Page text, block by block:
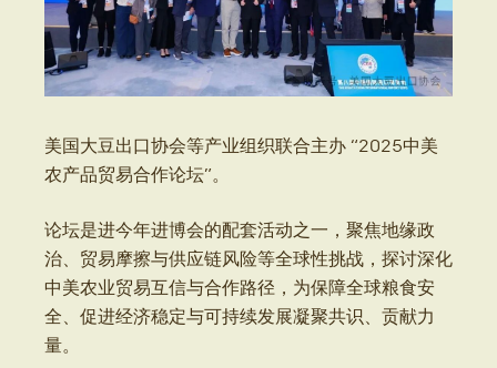
美国大豆出口协会等产业组织联合主办 “2025中美
农产品贸易合作论坛”。
论坛是进今年进博会的配套活动之一，聚焦地缘政
治、贸易摩擦与供应链风险等全球性挑战，探讨深化
中美农业贸易互信与合作路径，为保障全球粮食安
全、促进经济稳定与可持续发展凝聚共识、贡献力
量。